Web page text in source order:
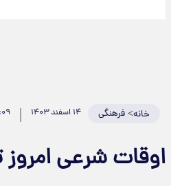
خانه>فرهنگی ۱۴ اسفند ۱۴۰۳